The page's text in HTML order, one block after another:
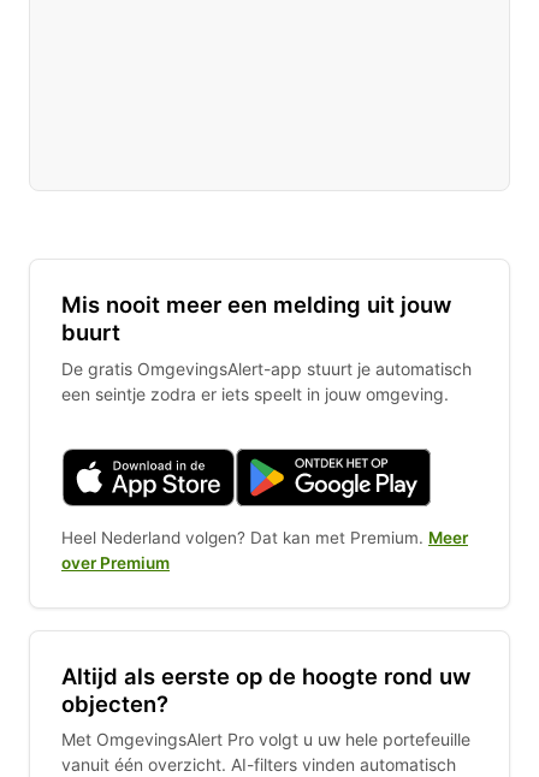
Mis nooit meer een melding uit jouw
buurt
De gratis OmgevingsAlert-app stuurt je automatisch
een seintje zodra er iets speelt in jouw omgeving.
Heel Nederland volgen? Dat kan met Premium. Meer
over Premium
Altijd als eerste op de hoogte rond uw
objecten?
Met OmgevingsAlert Pro volgt u uw hele portefeuille
vanuit één overzicht. AI-filters vinden automatisch